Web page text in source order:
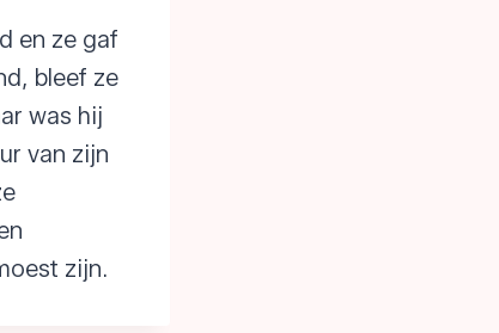
en ze gaf
bleef ze
was hij
van zijn
zijn.